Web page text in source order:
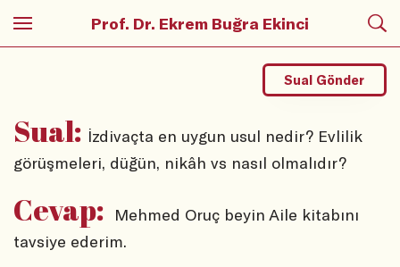
Prof. Dr. Ekrem Buğra Ekinci
Sual: İzdivaçta en uygun usul nedir? Evlilik
görüşmeleri, düğün, nikâh vs nasıl olmalıdır?
Sual Gönder
Cevap:
Mehmed Oruç beyin Aile kitabını
tavsiye ederim.